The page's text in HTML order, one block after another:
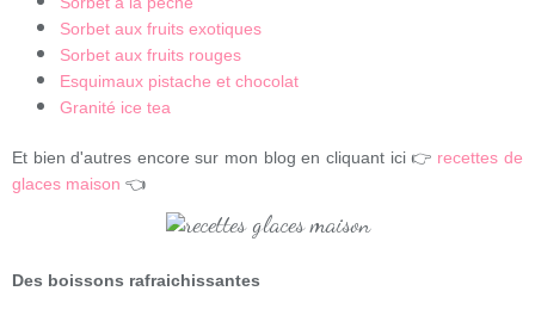
Sorbet aux fruits exotiques
Sorbet aux fruits rouges
Esquimaux pistache et chocolat
Granité ice tea
Et bien d'autres encore sur mon blog en cliquant ici 👉 recettes de
glaces maison 👈
Des boissons rafraichissantes